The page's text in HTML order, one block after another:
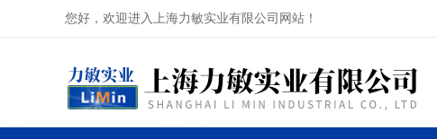
您好，欢迎进入上海力敏实业有限公司网站！